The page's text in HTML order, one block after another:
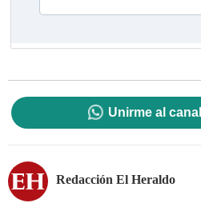
Unirme al
Redacción El Heraldo